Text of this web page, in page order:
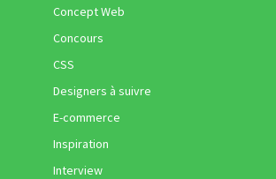
Concept Web
Concours
CSS
Designers à suivre
E-commerce
Inspiration
Interview